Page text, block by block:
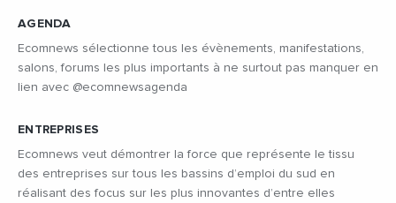
AGENDA
Ecomnews sélectionne tous les évènements, manifestations,
salons, forums les plus importants à ne surtout pas manquer en
lien avec @ecomnewsagenda
ENTREPRISES
Ecomnews veut démontrer la force que représente le tissu
des entreprises sur tous les bassins d’emploi du sud en
réalisant des focus sur les plus innovantes d’entre elles